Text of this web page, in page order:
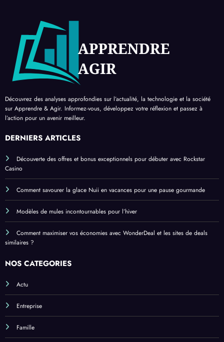
Découvrez des analyses approfondies sur l’actualité, la technologie et la société
sur Apprendre & Agir. Informez-vous, développez votre réflexion et passez à
l’action pour un avenir meilleur.
DERNIERS ARTICLES
Découverte des offres et bonus exceptionnels pour débuter avec Rockstar
Casino
Comment savourer la glace Nuii en vacances pour une pause gourmande
Modèles de mules incontournables pour l’hiver
Comment maximiser vos économies avec WonderDeal et les sites de deals
similaires ?
NOS CATEGORIES
Actu
Entreprise
Famille